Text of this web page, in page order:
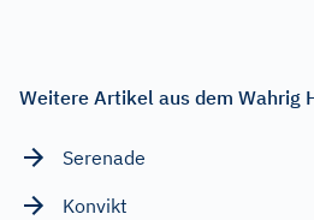
Weitere Artikel aus dem Wahrig
Serenade
Konvikt